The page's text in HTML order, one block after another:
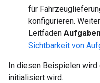
für
konfigurieren.
Leitfaden
Sichtbarkeit von
In diesen Beispielen
initialisiert wird.